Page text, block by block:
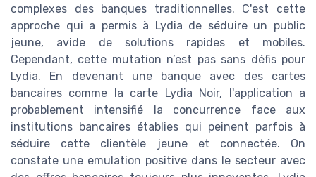
complexes des banques traditionnelles. C'est cette
approche qui a permis à Lydia de séduire un public
jeune, avide de solutions rapides et mobiles.
Cependant, cette mutation n’est pas sans défis pour
Lydia. En devenant une banque avec des cartes
bancaires comme la carte Lydia Noir, l'application a
probablement intensifié la concurrence face aux
institutions bancaires établies qui peinent parfois à
séduire cette clientèle jeune et connectée. On
constate une emulation positive dans le secteur avec